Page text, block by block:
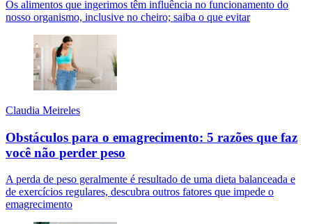
Os alimentos que ingerimos têm influência no funcionamento do
nosso organismo, inclusive no cheiro; saiba o que evitar
Claudia Meireles
Obstáculos para o emagrecimento: 5 razões que faz
você não perder peso
A perda de peso geralmente é resultado de uma dieta balanceada e
de exercícios regulares, descubra outros fatores que impede o
emagrecimento